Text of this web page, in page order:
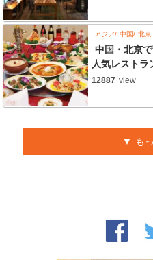
アジア 中国 北京
中国・北京
人気レストラ
12887 view
も